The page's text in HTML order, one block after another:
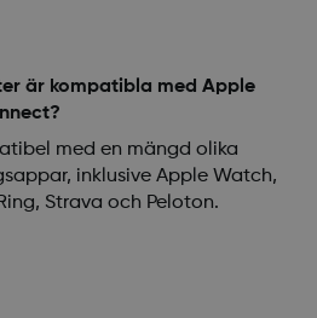
är kompatibla med Apple
med en mängd olika
inklusive Apple Watch,
Strava och Peloton.